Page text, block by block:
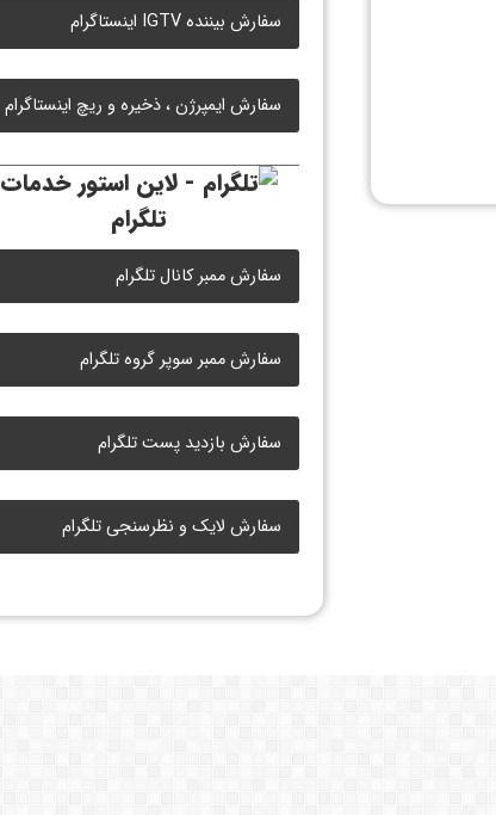
سفارش بیننده IGTV اینستاگرام
سفارش ایمپرژن ، ذخیره و ریچ اینستاگرام
خدمات
تلگرام
سفارش ممبر کانال تلگرام
سفارش ممبر سوپر گروه تلگرام
سفارش بازدید پست تلگرام
سفارش لایک و نظرسنجی تلگرام